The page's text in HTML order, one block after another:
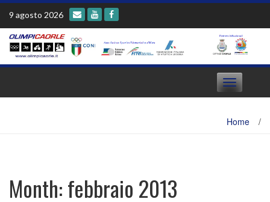
Skip
content
9 agosto 2026
Toggle
navigation
Home /
Month:febbraio 2013